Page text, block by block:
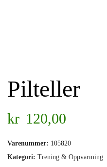
Pilteller
kr 120,00
Varenummer: 105820
Kategori: Trening & Oppvarming